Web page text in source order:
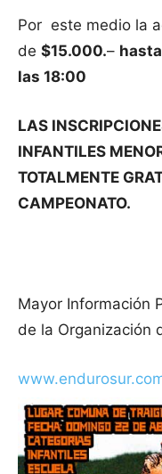
Por este medio la
de $15.000.–
las 18:00
LAS
INFANTILES
TOTALMENTE
CAMPEONATO.
Mayor Información
de la Organización